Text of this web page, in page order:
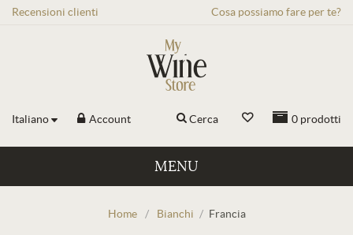
Recensioni clienti Cosa possiamo fare per te?
Italiano Account 0 prodotti
Cerca
MENU
Home / Bianchi / Francia